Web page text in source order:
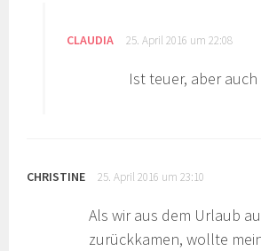
CLAUDIA 25. April 2016 um 22:08
Ist teuer, aber
CHRISTINE 25. April 2016 um 23:10
Als wir aus dem Urlaub
zurückkamen, wollte